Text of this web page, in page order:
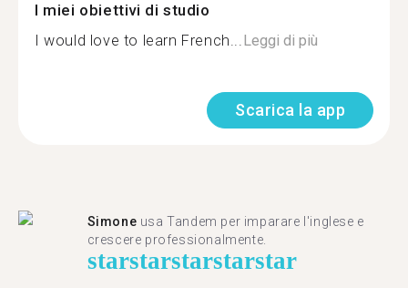
I miei obiettivi di studio
I would love to learn French...Leggi di più
Scarica la app
Simone usa Tandem per imparare l'inglese e
crescere professionalmente.
starstarstarstarstar